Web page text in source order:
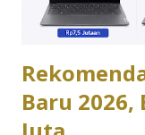
Sekadar
Baru 2026,